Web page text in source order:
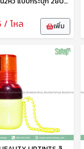
/ โหล เพิ่ม